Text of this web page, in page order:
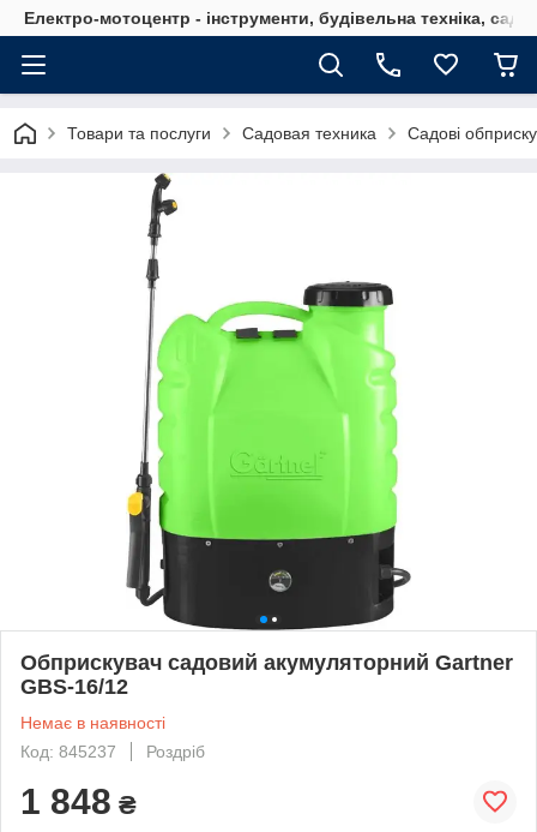
Електро-мотоцентр - інструменти, будівельна техніка,
Товари та послуги Садовая техника Садові
Обприскувач садовий акумуляторний Gartner
GBS-16/12
Немає в наявності
Код: 845237
Роздріб
1 848 ₴